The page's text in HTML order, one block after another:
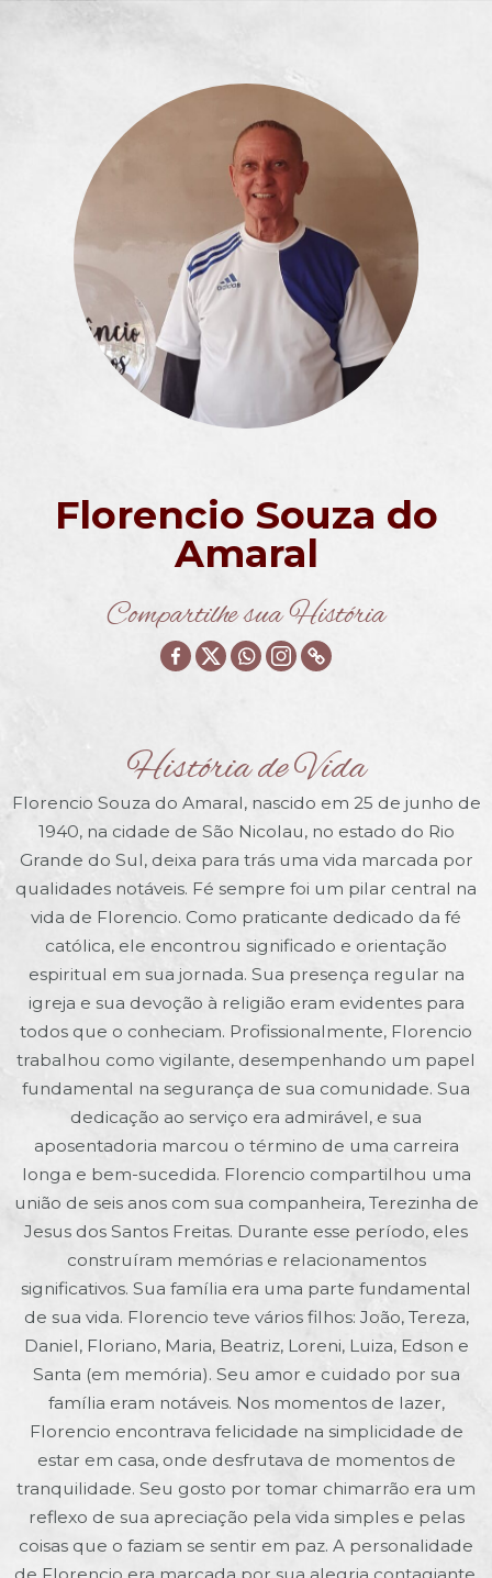
Florencio Souza do
Amaral
Compartilhe sua História
História de Vida
Florencio Souza do Amaral, nascido em 25 de junho de
1940, na cidade de São Nicolau, no estado do Rio
Grande do Sul, deixa para trás uma vida marcada por
qualidades notáveis. Fé sempre foi um pilar central na
vida de Florencio. Como praticante dedicado da fé
católica, ele encontrou significado e orientação
espiritual em sua jornada. Sua presença regular na
igreja e sua devoção à religião eram evidentes para
todos que o conheciam. Profissionalmente, Florencio
trabalhou como vigilante, desempenhando um papel
fundamental na segurança de sua comunidade. Sua
dedicação ao serviço era admirável, e sua
aposentadoria marcou o término de uma carreira
longa e bem-sucedida. Florencio compartilhou uma
união de seis anos com sua companheira, Terezinha de
Jesus dos Santos Freitas. Durante esse período, eles
construíram memórias e relacionamentos
significativos. Sua família era uma parte fundamental
de sua vida. Florencio teve vários filhos: João, Tereza,
Daniel, Floriano, Maria, Beatriz, Loreni, Luiza, Edson e
Santa (em memória). Seu amor e cuidado por sua
família eram notáveis. Nos momentos de lazer,
Florencio encontrava felicidade na simplicidade de
estar em casa, onde desfrutava de momentos de
tranquilidade. Seu gosto por tomar chimarrão era um
reflexo de sua apreciação pela vida simples e pelas
coisas que o faziam se sentir em paz. A personalidade